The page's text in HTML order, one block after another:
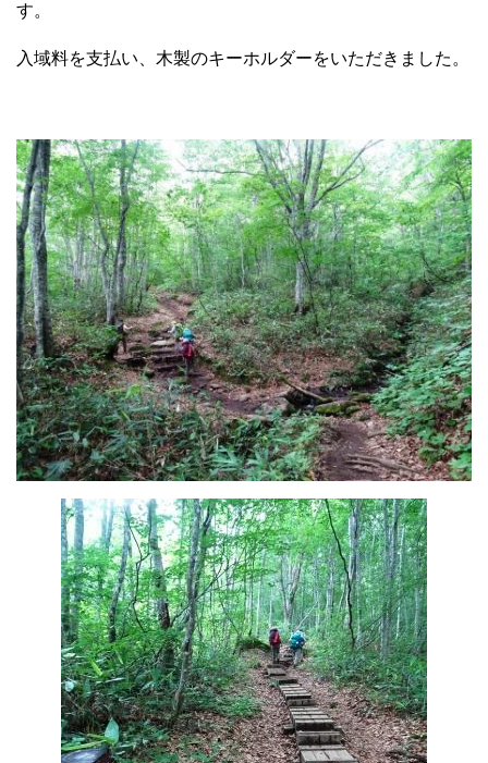
す。
入域料を支払い、木製のキーホルダーをいただきました。